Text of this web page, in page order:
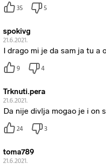
35 5
spokivg
21.6.2021.
I drago mi je da sam ja tu a
9 4
Trknuti.pera
21.6.2021.
Da nije divlja mogao je i on
24 3
toma789
21.6.2021.